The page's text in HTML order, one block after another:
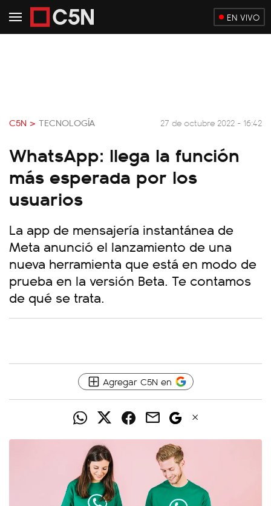
EN VIVO
C5N > TECNOLOGÍA 27 de octubre 2022 - 16:42
WhatsApp: llega la función
más esperada por los
usuarios
La app de mensajería instantánea de
Meta anunció el lanzamiento de una
nueva herramienta que está en modo de
prueba en la versión Beta. Te contamos
de qué se trata.
Agregar C5N en